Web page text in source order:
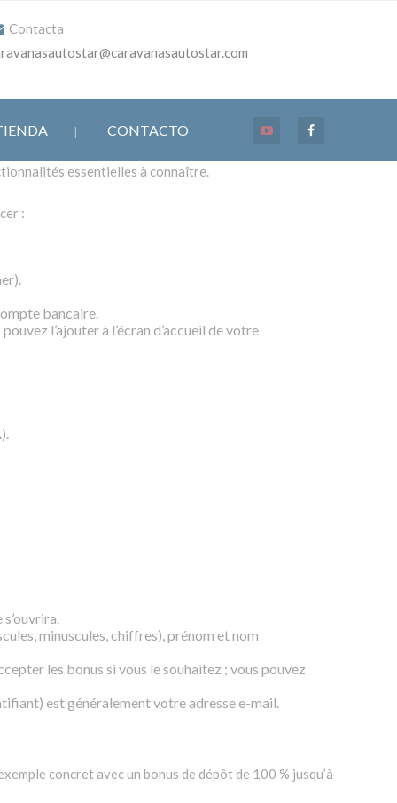
Contacta
CONTACTO
essentielles à connaître.
:
bancaire.
l’ajouter à l’écran d’accueil de votre
minuscules, chiffres), prénom et nom
les bonus si vous le souhaitez ; vous pouvez
est généralement votre adresse e-mail.
concret avec un bonus de dépôt de 100 % jusqu’à